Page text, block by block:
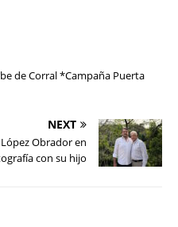
de Corral *Campaña Puerta
NEXT
Obrador en
con su hijo